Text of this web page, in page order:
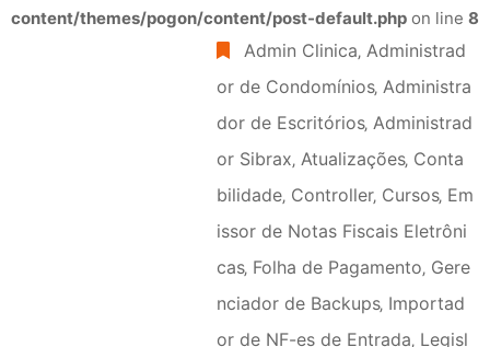
content/themes/pogon/content/post-default.php on line 8
Admin Clinica‚ Administrad
or de Condomínios‚ Administra
dor de Escritórios‚ Administrad
or Sibrax‚ Atualizações‚ Conta
bilidade‚ Controller‚ Cursos‚ Em
issor de Notas Fiscais Eletrôni
cas‚ Folha de Pagamento‚ Gere
nciador de Backups‚ Importad
or de NF-es de Entrada‚ Legisl